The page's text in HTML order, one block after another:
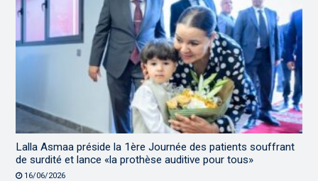
Lalla Asmaa préside la 1ère Journée des patients souffrant
de surdité et lance «la prothèse auditive pour tous»
16/06/2026